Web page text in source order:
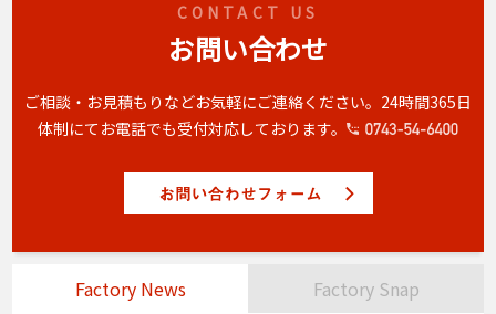
CONTACT US
お問い合わせ
ご相談・お見積もりなどお気軽にご連絡ください。 24時間365日
体制にてお電話でも受付対応しております。
Factory News Factory Snap